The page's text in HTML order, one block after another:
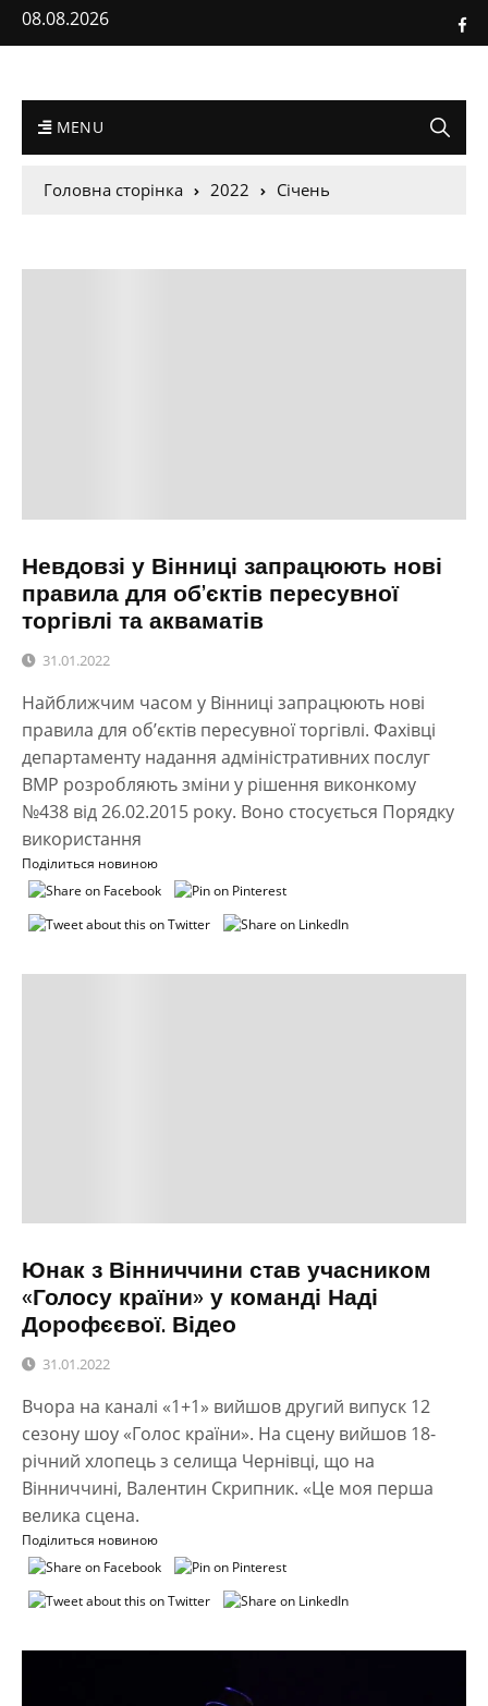
08.08.2026
MENU
Головна сторінка 2022 Січень
Невдовзі у Вінниці запрацюють нові
правила для об’єктів пересувної
торгівлі та акваматів
31.01.2022
Найближчим часом у Вінниці запрацюють нові
правила для об’єктів пересувної торгівлі. Фахівці
департаменту надання адміністративних послуг
ВМР розробляють зміни у рішення виконкому
№438 від 26.02.2015 року. Воно стосується Порядку
використання
Поділиться новиною
Юнак з Вінниччини став учасником
«Голосу країни» у команді Наді
Дорофєєвої. Відео
31.01.2022
Вчора на каналі «1+1» вийшов другий випуск 12
сезону шоу «Голос країни». На сцену вийшов 18-
річний хлопець з селища Чернівці, що на
Вінниччині, Валентин Скрипник. «Це моя перша
велика сцена.
Поділиться новиною